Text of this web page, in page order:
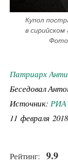
Купол
в
Патриарх
Беседовал
Источник: РИА
11 февраля
Рейтинг: 9.9